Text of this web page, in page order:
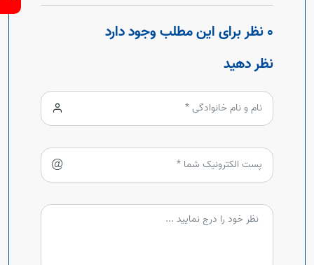
0 نظر برای این مطلب وجود دارد
نظر دهید